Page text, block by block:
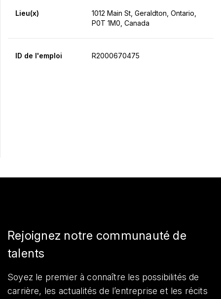
Lieu(x)
1012 Main St, Geraldton, Ontario,
P0T 1M0, Canada
ID de l'emploi R2000670475
Rejoignez notre communauté de
talents
Soyez le premier à connaître les possibilités de
carrière, les actualités de l’entreprise et les récits